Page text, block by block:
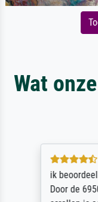
Wat
ik
Door de